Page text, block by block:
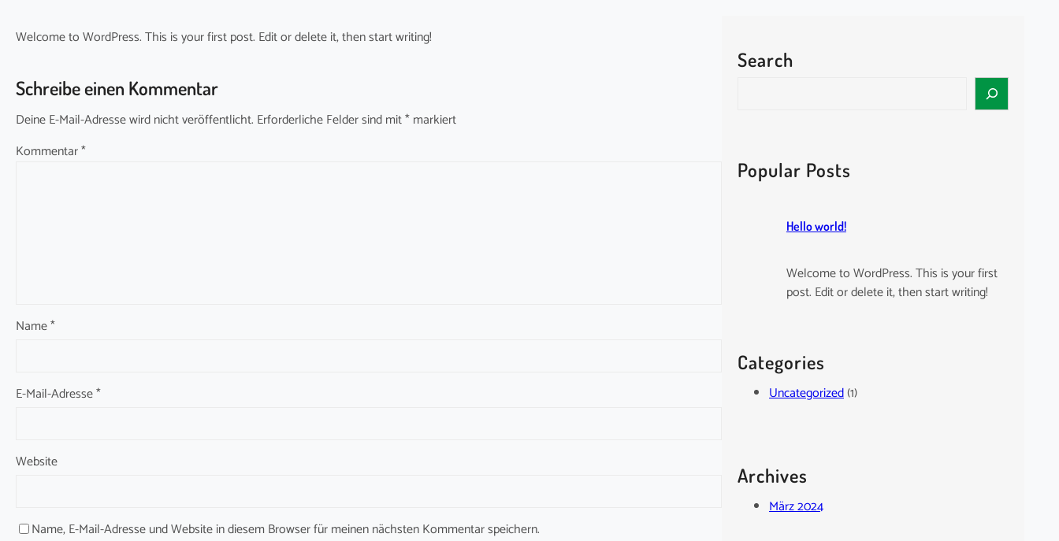
Welcome to WordPress. This is your first post. Edit or delete it, then start writing!
Schreibe einen Kommentar
Deine E-Mail-Adresse wird nicht veröffentlicht. Erforderliche Felder sind mit*markiert
Kommentar*
Name*
E-Mail-Adresse*
Website
Name, E-Mail-Adresse und Website in diesem Browser für meinen nächsten Kommentar speichern.
Search
c
h
Popular Posts
Hello world!
Welcome to WordPress. This is your first
post. Edit or delete it, then start writing!
Categories
Uncategorized(1)
Archives
März 2024